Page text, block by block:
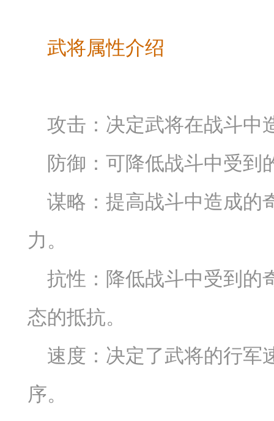
武将属性介绍
攻击：决定武将在战斗中
防御：可降低战斗中受到
谋略：提高战斗中造成的
力。
抗性：降低战斗中受到的
态的抵抗。
速度：决定了武将的行军
序。